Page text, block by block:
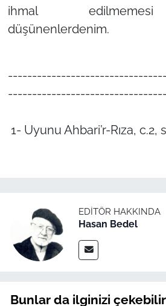
ihmal
düşünenlerdenim.
1- Uyunu Ahbari’r-Rıza, c.2,
EDITÖR HAKKINDA
Hasan Bedel
Bunlar da ilginizi çekebilir